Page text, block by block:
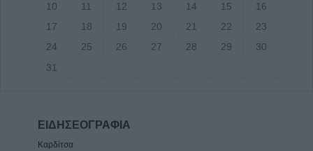
10
11 12 13 14 15
16
17
18 19 20 21 22
23
24
25 26 27 28 29
30
31
ΕΙΔΗΣΕΟΓΡΑΦΙΑ
Καρδίτσα